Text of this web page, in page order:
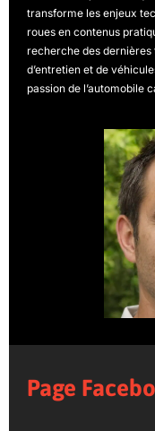
transforme les enjeux
roues en contenus
recherche des dernières
d’entretien et de
passion de l’automobile
Page